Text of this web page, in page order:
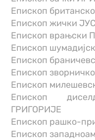
Епископ
Епископ жички
Епископ врањски
Епископ
Епископ
Епископ
Епископ
Епископ
ГРИГОРИЈЕ
Епископ рашко-
Епископ